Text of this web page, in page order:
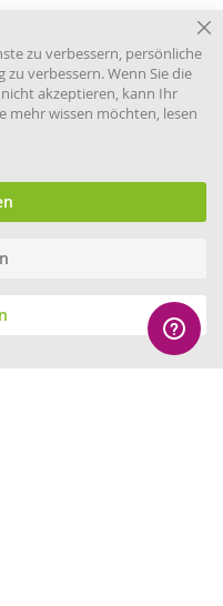
reserved.
zu verbessern, persönliche
verbessern. Wenn Sie die
akzeptieren, kann Ihr
mehr wissen möchten, lesen